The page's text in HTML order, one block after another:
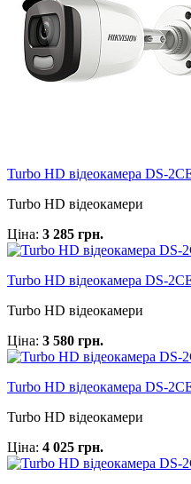
Turbo HD відеокамера DS-
Turbo HD відеокамери
Ціна: 3 285 грн.
Turbo HD відеокамера DS-
Turbo HD відеокамери
Ціна: 3 580 грн.
Turbo HD відеокамера DS-
Turbo HD відеокамери
Ціна: 4 025 грн.